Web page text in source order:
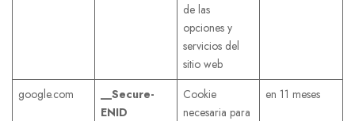
de las
opciones y
servicios del
sitio web
google.com
__Secure-
ENID
Cookie
necesaria para
en 11 meses